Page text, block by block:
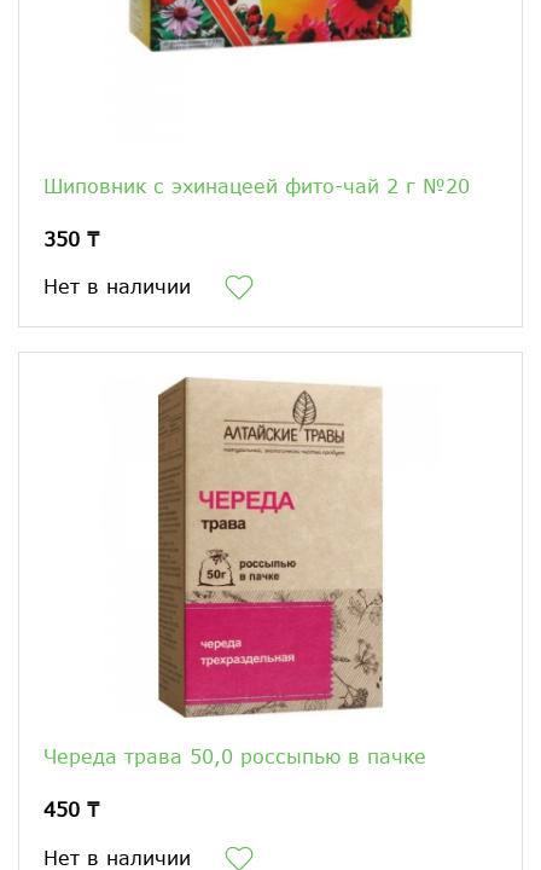
Шиповник с эхинацеей фито-чай 2 г №20
350 ₸
Нет в наличии
Череда трава 50,0 россыпью в пачке
450 ₸
Нет в наличии